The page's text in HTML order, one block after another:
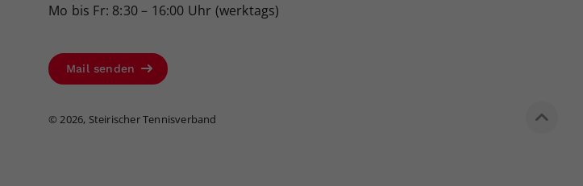
Mo bis Fr: 8:30 – 16:00 Uhr (werktags)
Mail senden
©2026, Steirischer Tennisverband